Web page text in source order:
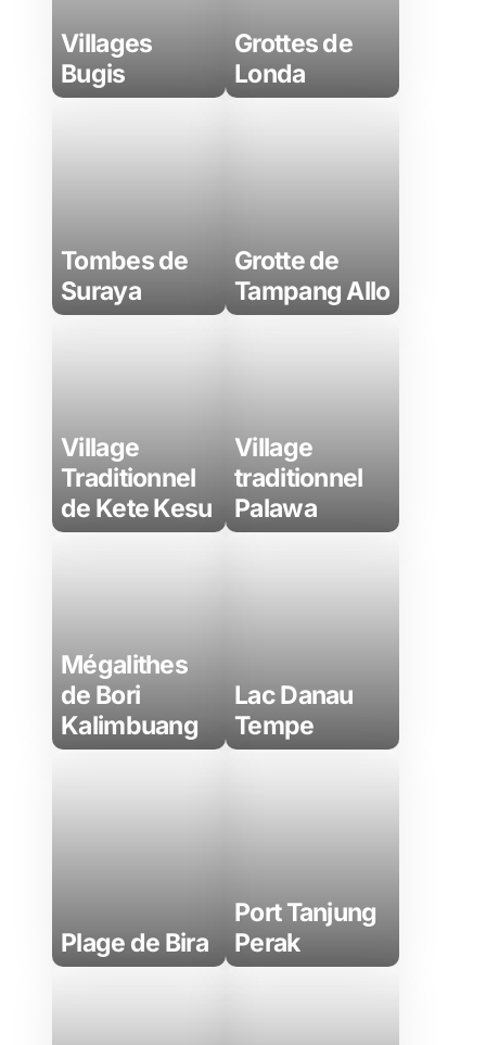
Villages
Bugis
Grottes de
Londa
Tombes de
Suraya
Grotte de
Tampang Allo
Village
Traditionnel
de Kete Kesu
Village
traditionnel
Palawa
Mégalithes
de Bori
Kalimbuang
Lac Danau
Tempe
Plage de Bira
Port Tanjung
Perak